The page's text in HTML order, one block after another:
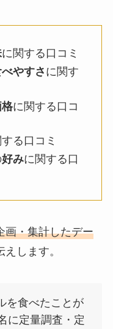
に関する口コミ
やすさ に関す
に関する口コ
る口コミ
好みに関する口
画・集計したデー
します。
を食べたことが
に定量調査・定